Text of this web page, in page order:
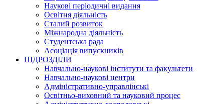
Наукові періодичні видання
Освітня діяльність
Сталий розвиток
Міжнародна діяльність
Студентська рада
Асоціація випускників
ПІДРОЗДІЛИ
Навчально-наукові інститути та факультети
Навчально-наукові центри
Адміністративно-управлінські
Освітньо-виховний та науковий процес